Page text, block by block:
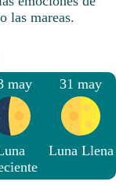
las mareas.
may 31 may
Luna Llena